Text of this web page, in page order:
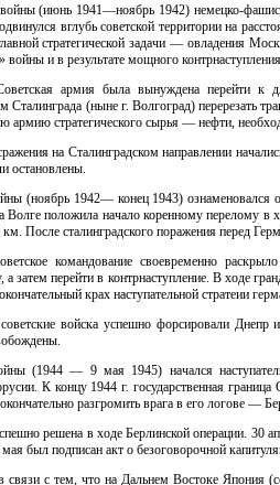
(июнь 1941—ноябрь 1942) немецко-
вглубь советской территории на
стратегической задачи — овладения
войны и в результате мощного
армия была вынуждена перейти к
Сталинграда (ныне г. Волгоград) перерезать
армию стратегического сырья — нефти,
на Сталинградском направлении
остановлены.
(ноябрь 1942— конец 1943)
Волге положила начало коренному перелому
км. После сталинградского поражения перед
командование своевременно
а затем перейти в контрнаступление. В ходе
крах наступательной стратеии
войска успешно форсировали Днепр
(1944 — 9 мая 1945) начался
К концу 1944 г. государственная
разгромить врага в его логове —
решена в ходе Берлинской операции. 30
был подписан акт о безоговорочной
связи с тем, что на Дальнем Востоке Япония